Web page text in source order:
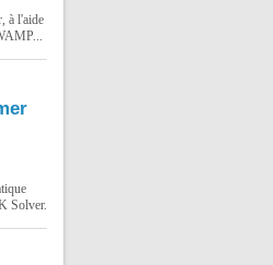
à l'aide
Solver.